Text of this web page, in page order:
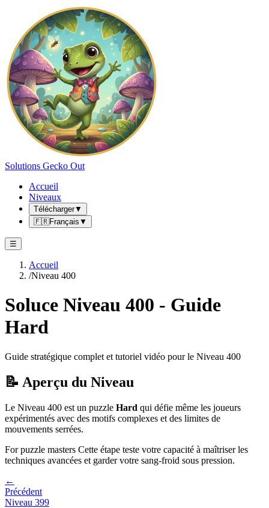
Solutions Gecko Out
Accueil
Niveaux
Télécharger▼
🇫🇷Français ▼
☰
Accueil
/Niveau 400
Soluce Niveau 400 - Guide
Hard
Guide stratégique complet et tutoriel vidéo pour le Niveau 400
📝 Aperçu du Niveau
Le Niveau 400 est un puzzle Hard qui défie même les joueurs
expérimentés avec des motifs complexes et des limites de
mouvements serrées.
For puzzle masters Cette étape teste votre capacité à maîtriser les
techniques avancées et garder votre sang-froid sous pression.
←
Précédent
Niveau 399